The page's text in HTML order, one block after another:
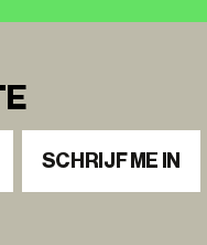
SCHRIJF ME IN